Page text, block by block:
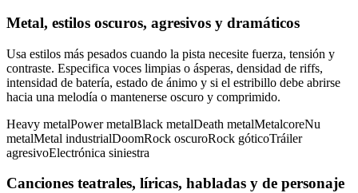
Metal, estilos oscuros, agresivos y dramáticos
Usa estilos más pesados cuando la pista necesite fuerza, tensión y
contraste. Especifica voces limpias o ásperas, densidad de riffs,
intensidad de batería, estado de ánimo y si el estribillo debe abrirse
hacia una melodía o mantenerse oscuro y comprimido.
Heavy metalPower metalBlack metalDeath metalMetalcoreNu
metalMetal industrialDoomRock oscuroRock góticoTráiler
agresivoElectrónica siniestra
Canciones teatrales, líricas, habladas y de personaje